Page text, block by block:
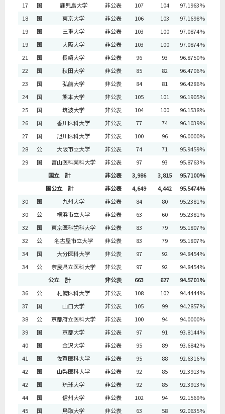
17
国 鹿児島大学 非公表 107 104
97.1963%
18
国 東京大学 非公表 106 103
97.1698%
19
国 三重大学 非公表 103 100
97.0874%
19
国 大阪大学 非公表 103 100
97.0874%
21
国 長崎大学 非公表 96 93
96.8750%
22
国 秋田大学 非公表 85 82
96.4706%
23
国 弘前大学 非公表 84 81
96.4286%
24
国 熊本大学 非公表 105 101
96.1905%
25
国 筑波大学 非公表 104 100
96.1538%
26
国 香川医科大学 非公表 77 74
96.1039%
27
国 旭川医科大学 非公表 100 96
96.0000%
28
公 大阪市立大学 非公表 74 71
95.9459%
29
国 富山医科薬科大学 非公表 97 93
95.8763%
国立 計
非公表 3,986 3,815
95.7100%
国公立 計
非公表 4,649 4,442
95.5474%
30
国 九州大学 非公表 84 80
95.2381%
30
公 横浜市立大学 非公表 63 60
95.2381%
32
国 東京医科歯科大学 非公表 83 79
95.1807%
32
公 名古屋市立大学 非公表 83 79
95.1807%
34
国 大分医科大学 非公表 97 92
94.8454%
34
公 奈良県立医科大学 非公表 97 92
94.8454%
公立 計
非公表 663 627
94.5701%
36
公 札幌医科大学 非公表 108 102
94.4444%
37
国 山口大学 非公表 105 99
94.2857%
38
公 京都府立医科大学 非公表 100 94
94.0000%
39
国 京都大学 非公表 97 91
93.8144%
40
国 金沢大学 非公表 95 89
93.6842%
41
国 佐賀医科大学 非公表 95 88
92.6316%
42
国 山梨医科大学 非公表 92 85
92.3913%
42
国 琉球大学 非公表 92 85
92.3913%
44
国 信州大学 非公表 102 94
92.1569%
45
国 鳥取大学 非公表 63 58
92.0635%